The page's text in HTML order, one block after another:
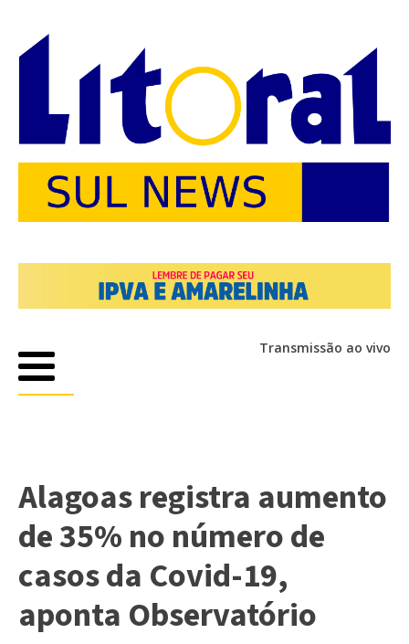
Transmissão ao vivo
Alagoas registra aumento
de 35% no número de
casos da Covid-19,
aponta Observatório